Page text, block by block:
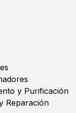
y Purificación
Reparación